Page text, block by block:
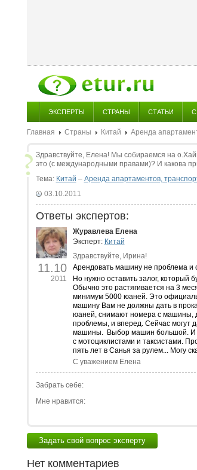
ЭКСПЕРТЫ СТРАНЫ СТАТЬИ
Главная Страны Китай Аренда
Здравствуйте, Елена! Мы собираемся на
это (с международными правами)? И какова
Тема: Китай – Аренда апартаментов,
03.10.2011
Ответы экспертов:
11.10
2011
Журавлева Елена
Эксперт: Китай
Здравствуйте, Ирина!
Арендовать машину не проблема и
Но нужно оставить залог, который
Обычно это растягивается на 3
минимум 5000 юаней. Это
машину Вам не должны дать в
юаней, снимают номера с машины,
проблемы, и вперед. Сейчас могут
машины.
Выбор машин большой. И
с мотоциклистами и таксистами.
пять лет в Санья за рулем... Могу
С уважением Елена
Забрать себе:
Мне нравится:
Задать свой вопрос эксперту
Нет комментариев